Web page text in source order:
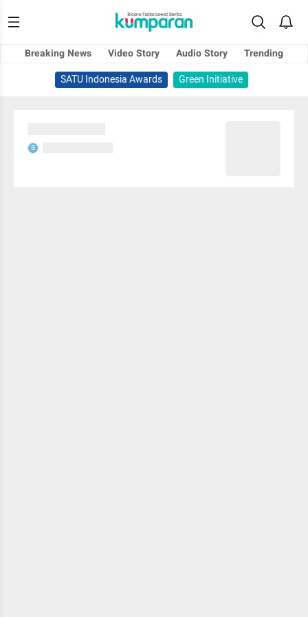
Breaking News Video Story Audio Story
Trending
SATU Indonesia Awards
Green Initiative
S